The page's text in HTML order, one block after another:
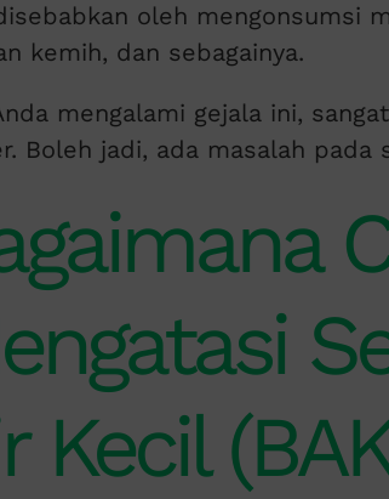
oleh mengonsumsi
kemih, dan sebagainya.
mengalami gejala ini,
Boleh jadi, ada masalah pada
Kecil